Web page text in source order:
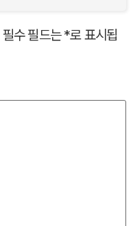
필수 필드는*로 표시됩